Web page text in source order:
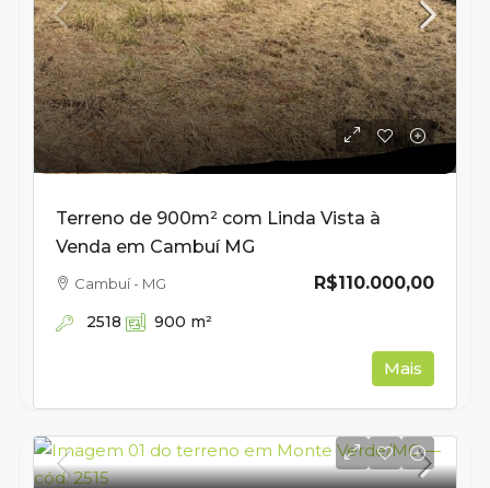
Terreno de 900m² com Linda Vista à
Venda em Cambuí MG
R$110.000,00
Cambuí - MG
2518 900 m²
Mais